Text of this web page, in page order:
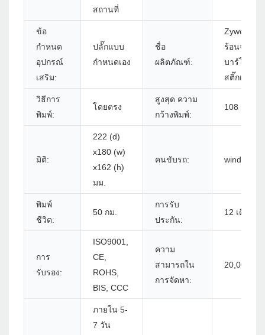
สถานที่
ข้อ
กำหนด
อุปกรณ์
เสริม:
ปลั๊กแบบ
กำหนดเอง
ชื่อ
ผลิตภัณฑ์:
Zywell
ร้อนจัดส่ง
บาร์โค้ดเ
สติ๊กเกอร์
วิธีการ
พิมพ์:
โดยตรง
สูงสุด ความ
กว้างพิมพ์:
108 มม.
มิติ:
222 (d)
x180 (w)
x162 (h)
มม.
คนขับรถ: windows/
พิมพ์
ชีวิต:
50 กม.
การรับ
ประกัน:
12 เดือน
การ
รับรอง:
ISO9001,
CE,
ROHS,
BIS, CCC
ความ
สามารถใน
การจัดหา:
20,000 ชิ้
ภายใน 5-
7 วัน